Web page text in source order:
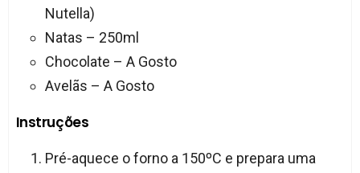
Nutella)
Natas – 250ml
Chocolate – A Gosto
Avelãs – A Gosto
Instruções
Pré-aquece o forno a 150ºC e prepara uma